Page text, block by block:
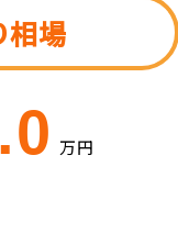
相場
万円